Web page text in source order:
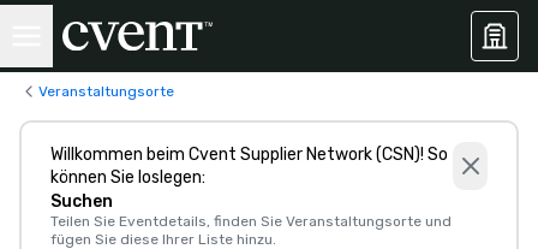
Veranstaltungsorte
Willkommen beim Cvent Supplier Network (CSN)! So
können Sie loslegen:
Suchen
Teilen Sie Eventdetails, finden Sie Veranstaltungsorte und
fügen Sie diese Ihrer Liste hinzu.